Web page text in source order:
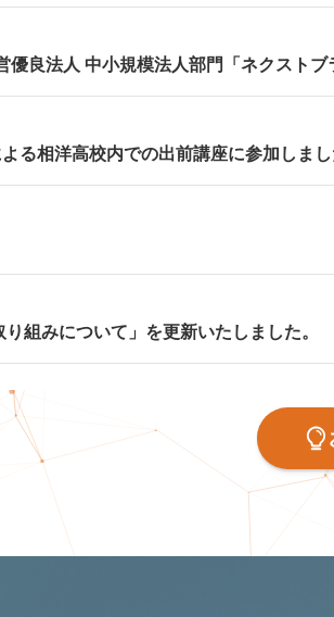
優良法人 中小規模法人部門「ネクストブ
る相洋高校内での出前講座に参加しまし
組みについて」を更新いたしました。